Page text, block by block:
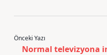
Önceki Yazı
Normal televizyona